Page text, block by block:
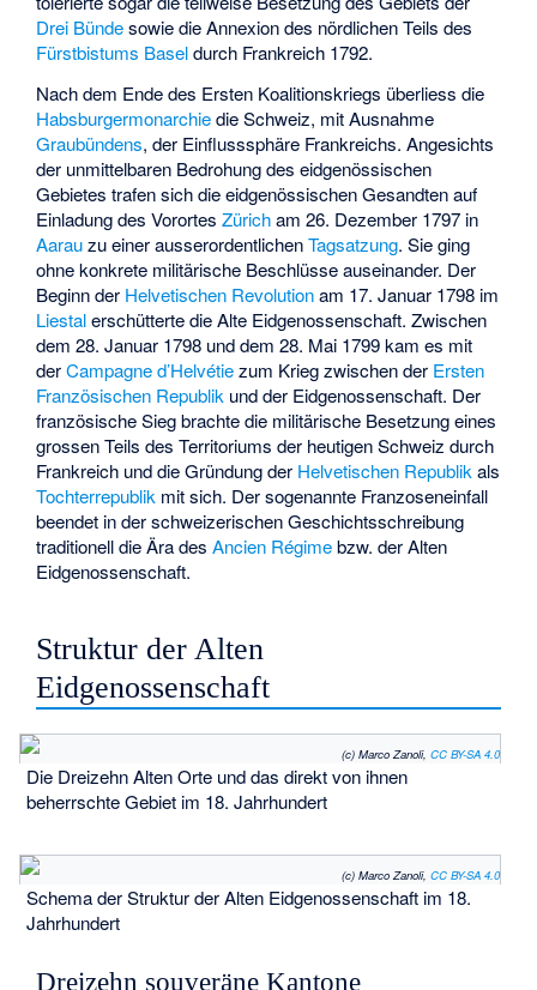
Drei Bündesowie die Annexion des nördlichen Teils des
Fürstbistums Baseldurch Frankreich 1792.
Nach dem Ende des Ersten Koalitionskriegs überliess die
Habsburgermonarchiedie Schweiz, mit Ausnahme
Graubündens, der Einflusssphäre Frankreichs. Angesichts
der unmittelbaren Bedrohung des eidgenössischen
Gebietes trafen sich die eidgenössischen Gesandten auf
Einladung des VorortesZüricham 26. Dezember 1797 in
Aarauzu einer ausserordentlichenTagsatzung. Sie ging
ohne konkrete militärische Beschlüsse auseinander. Der
Beginn der Helvetischen Revolutionam 17. Januar 1798 im
Liestalerschütterte die Alte Eidgenossenschaft. Zwischen
dem 28. Januar 1798 und dem 28. Mai 1799 kam es mit
derCampagne d’Helvétiezum Krieg zwischen der Ersten
Französischen Republik und der Eidgenossenschaft. Der
französische Sieg brachte die militärische Besetzung eines
grossen Teils des Territoriums der heutigen Schweiz durch
Frankreich und die Gründung der Helvetischen Republik als
Tochterrepublik mit sich. Der sogenannte Franzoseneinfall
beendet in derschweizerischen Geschichtsschreibung
traditionell die Ära desAncien Régimebzw. der Alten
Eidgenossenschaft.
Struktur der Alten
Eidgenossenschaft
(c) Marco Zanoli, CC BY-SA 4.0
Die Dreizehn Alten Orte und das direkt von ihnen
beherrschte Gebiet im 18. Jahrhundert
(c) Marco Zanoli, CC BY-SA 4.0
Schema der Struktur der Alten Eidgenossenschaft im 18.
Jahrhundert
Dreizehn souveräne Kantone